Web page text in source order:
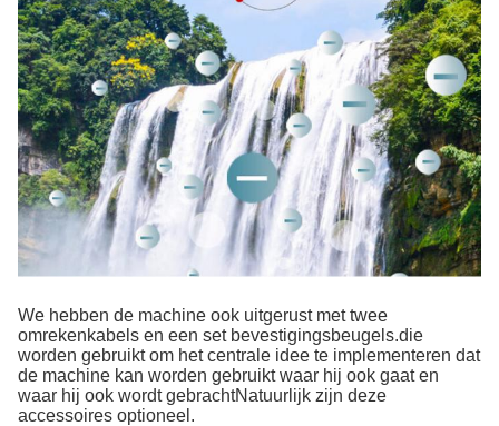
We hebben de machine ook uitgerust met twee
omrekenkabels en een set bevestigingsbeugels.die
worden gebruikt om het centrale idee te implementeren dat
de machine kan worden gebruikt waar hij ook gaat en
waar hij ook wordt gebrachtNatuurlijk zijn deze
accessoires optioneel.